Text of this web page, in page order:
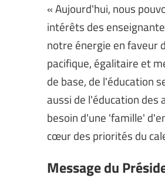
« Aujourd'hui, nous
intérêts des
notre énergie en faveur
pacifique, égalitaire et
de base, de l'éducation
aussi de l'éducation des
besoin d'une 'famille'
cœur des priorités du
Message du